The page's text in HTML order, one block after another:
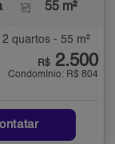
55 m²
quartos - 55 m²
R$ 2.500
Condomínio: R$ 804